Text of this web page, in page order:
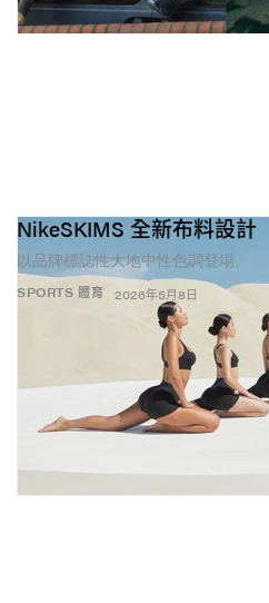
SPORTS 體育
NikeSKIMS 全新布料設
以品牌標誌性大地中性色調登場。
2026年5月8日